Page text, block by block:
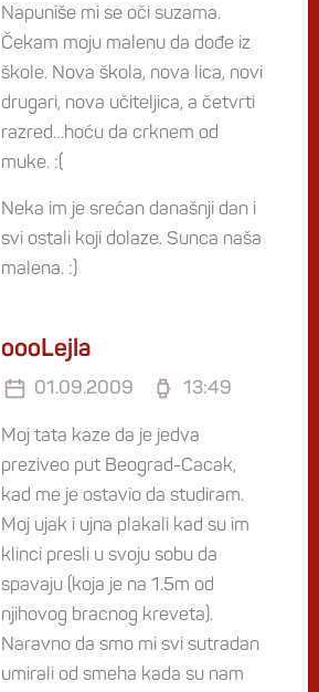
Napuniše mi se oči suzama.
Čekam moju malenu da dođe iz
škole. Nova škola, nova lica, novi
drugari, nova učiteljica, a četvrti
razred…hoću da crknem od
muke. :(
Neka im je srećan današnji dan i
svi ostali koji dolaze. Sunca naša
malena. :)
oooLejla
01.09.2009 13:49
Moj tata kaze da je jedva
preziveo put Beograd-Cacak,
kad me je ostavio da studiram.
Moj ujak i ujna plakali kad su im
klinci presli u svoju sobu da
spavaju (koja je na 1.5m od
njihovog bracnog kreveta).
Naravno da smo mi svi sutradan
umirali od smeha kada su nam